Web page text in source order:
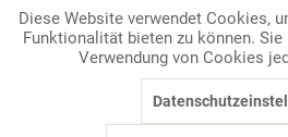
Die gesetzliche Rentenversicherung
eine neueOrganisationsstruktur. Ihre
Marketing
Diese Website verwendet Cookies,
Funktionalität bieten zu können.
Verwendung von Cookies